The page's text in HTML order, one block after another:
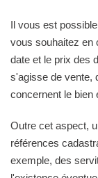
Il vous est
vous souhaitez en
date et le prix des
s'agisse de vente,
concernent le bien
Outre cet aspect,
références
exemple, des